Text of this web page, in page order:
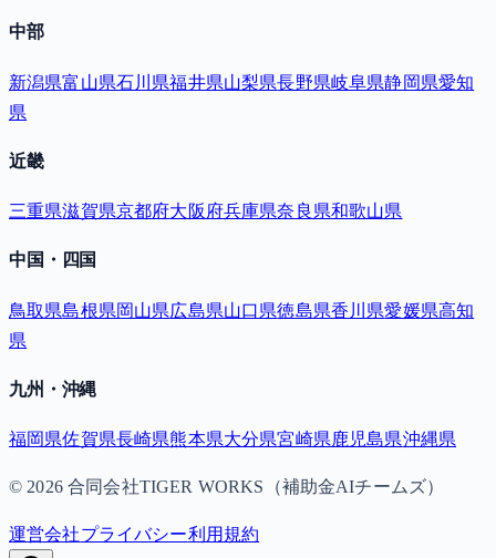
中部
新潟県富山県石川県福井県山梨県長野県岐阜県静岡県愛知
県
近畿
三重県滋賀県京都府大阪府兵庫県奈良県和歌山県
中国・四国
鳥取県島根県岡山県広島県山口県徳島県香川県愛媛県高知
県
九州・沖縄
福岡県佐賀県長崎県熊本県大分県宮崎県鹿児島県沖縄県
© 2026合同会社TIGER WORKS（補助金AIチームズ）
運営会社プライバシー利用規約